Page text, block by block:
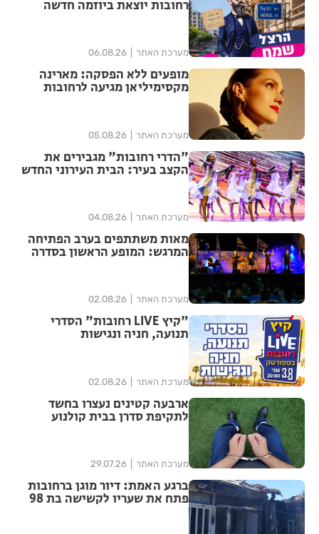
רחובות יוצאת ביוזמה חדשה
מערכת האתר 06.08.26
מופעים ללא הפסקה: מארינה
מקסימיליאן מגיעה לרחובות
מערכת האתר 05.08.26
"הדרי רחובות" מגבירים את
הקצב בעיר: הבית העירוני החדש
מערכת האתר 04.08.26
מאות משתתפים בערב הפתיחה
המרגש: המופע הראשון בסדרה
מערכת האתר 02.08.26
"קיץ LIVE רחובות" הסדרי
תנועה, חניה ונגישות
מערכת האתר 02.08.26
ארבעה קטינים נעצרו בחשד
לתקיפת סדרן בבית קולנוע
מערכת האתר 29.07.26
ברגע האמת: דיור מוגן ברחובות
פתח את שעריו לקשישה בת 98